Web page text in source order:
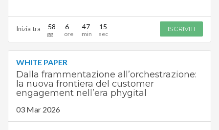
Inizia tra 58 6 47 14 ISCRIVITI
WHITE PAPER
Dalla frammentazione all’orchestrazione:
la nuova frontiera del customer
engagement nell’era phygital
03 Mar 2026